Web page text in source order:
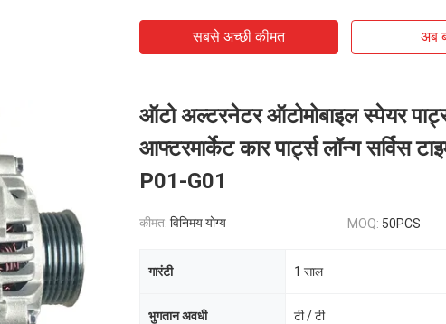
सबसे अच्छी कीमत अब
ऑटो अल्टरनेटर ऑटोमोबाइल स्पेयर
आफ्टरमार्केट कार पार्ट्स लॉन्ग सर्विस
P01-G01
कीमत: विनिमय योग्य MOQ: 50PCS
गारंटी 1 साल
भुगतान अवधी टी / टी